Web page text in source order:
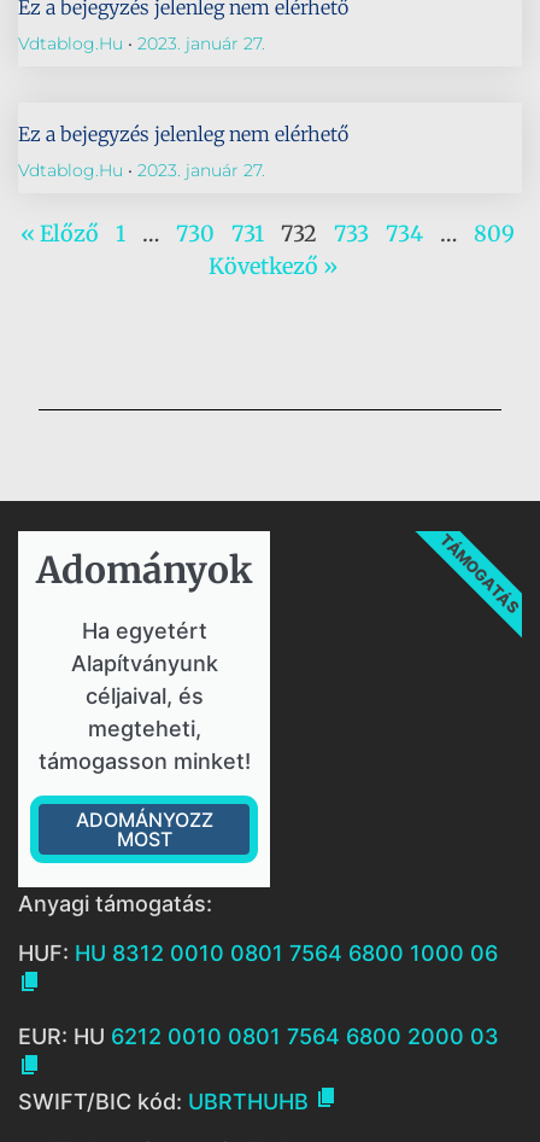
Ez a bejegyzés jelenleg nem elérhető
Vdtablog.hu 2023. január 27.
Ez a bejegyzés jelenleg nem elérhető
Vdtablog.hu 2023. január 27.
« Előző 1 … 730 731 732 733 734 …
809
Következő »
Adományok​
Ha egyetért
Alapítványunk
céljaival, és
megteheti,
támogasson minket!
ADOMÁNYOZZ
MOST
TÁMOGATÁS
Anyagi támogatás:
HUF: HU 8312 0010 0801 7564 6800 1000 06

EUR: HU 6212 0010 0801 7564 6800 2000 03

SWIFT/BIC kód: UBRTHUHB 